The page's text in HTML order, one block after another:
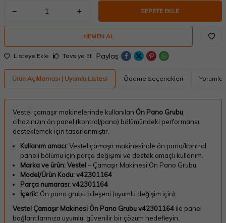
SEPETE EKLE
HEMEN AL
Listeye Ekle Tavsiye Et Paylaş
Ürün Açıklaması | Uyumlu Listesi Ödeme Seçenekleri Yorumlar
Vestel çamaşır makinelerinde kullanılan Ön Pano Grubu,
cihazınızın ön panel (kontrol/pano) bölümündeki performansı
desteklemek için tasarlanmıştır.
Kullanım amacı:Vestel çamaşır makinesinde ön pano/kontrol
paneli bölümü için parça değişimi ve destek amaçlı kullanım.
Marka ve ürün:Vestel – Çamaşır Makinesi Ön Pano Grubu.
Model/Ürün Kodu:v42301164
Parça numarası:v42301164
İçerik: Ön pano grubu bileşeni (uyumlu değişim için).
Vestel Çamaşır Makinesi Ön Pano Grubu v42301164 ile panel
bağlantılarınıza uyumlu, güvenilir bir çözüm hedefleyin.